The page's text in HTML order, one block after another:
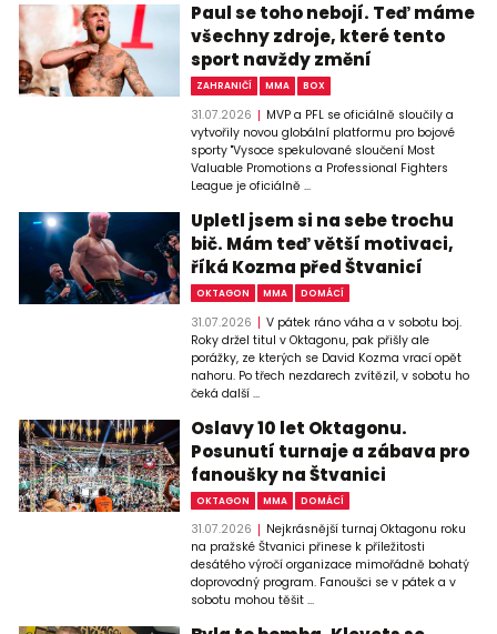
Paul se toho nebojí. Teď máme
všechny zdroje, které tento
sport navždy změní
ZAHRANIČÍ MMA BOX
31.07.2026
MVP a PFL se oficiálně sloučily a
vytvořily novou globální platformu pro bojové
sporty "Vysoce spekulované sloučení Most
Valuable Promotions a Professional Fighters
League je oficiálně ...
Upletl jsem si na sebe trochu
bič. Mám teď větší motivaci,
říká Kozma před Štvanicí
OKTAGON MMA DOMÁCÍ
31.07.2026
V pátek ráno váha a v sobotu boj.
Roky držel titul v Oktagonu, pak přišly ale
porážky, ze kterých se David Kozma vrací opět
nahoru. Po třech nezdarech zvítězil, v sobotu ho
čeká další ...
Oslavy 10 let Oktagonu.
Posunutí turnaje a zábava pro
fanoušky na Štvanici
OKTAGON MMA DOMÁCÍ
31.07.2026
Nejkrásnější turnaj Oktagonu roku
na pražské Štvanici přinese k příležitosti
desátého výročí organizace mimořádně bohatý
doprovodný program. Fanoušci se v pátek a v
sobotu mohou těšit ...